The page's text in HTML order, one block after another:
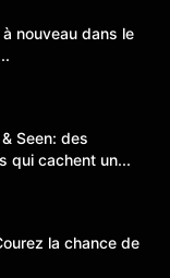
nouveau dans le
Seen: des
qui cachent un...
la chance de